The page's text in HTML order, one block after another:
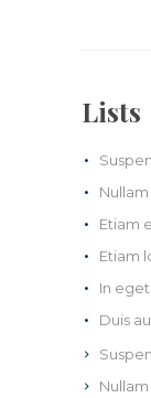
Lists
Etiam
Etiam
In
Duis